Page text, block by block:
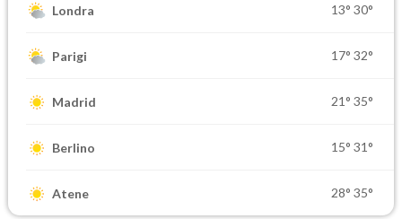
Londra 13° 30°
Parigi 17° 32°
Madrid 21° 35°
Berlino 15° 31°
Atene 28° 35°